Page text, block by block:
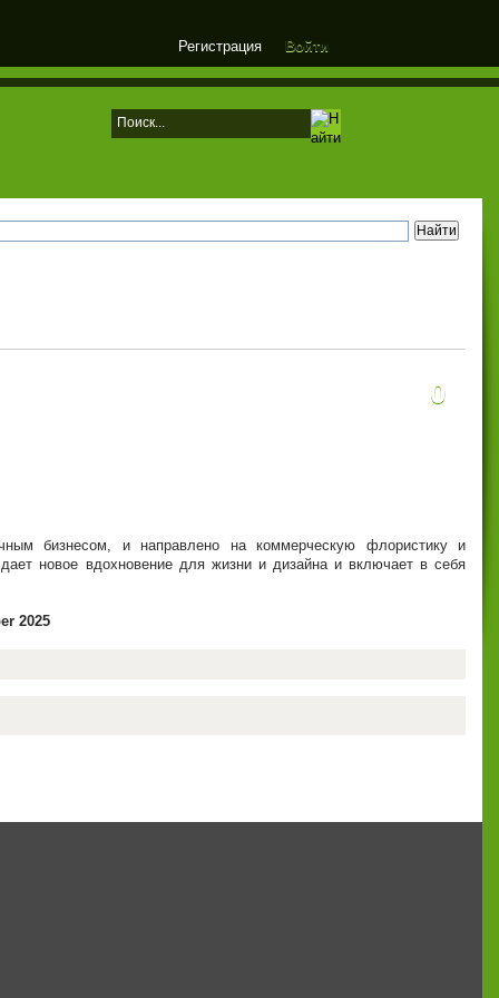
Регистрация Войти
0
бизнесом, и направлено на коммерческую флористику и
новое вдохновение для жизни и дизайна и включает в себя
2025